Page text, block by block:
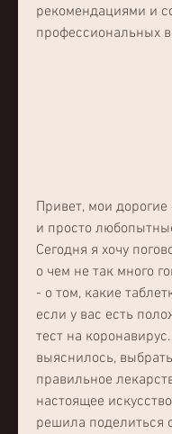
рекомендациями и
профессиональных
Привет, мои
и просто
Сегодня я хочу
о чем не так много
- о том, какие
если у вас есть
тест на
выяснилось, выбрать
правильное
настоящее
решила поделиться